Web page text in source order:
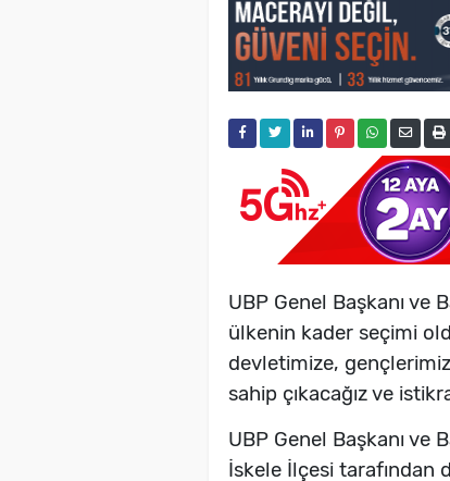
UBP Genel Başkanı ve
ülkenin kader seçimi
devletimize,
sahip çıkacağız ve
UBP Genel Başkanı ve
İskele İlçesi tarafından